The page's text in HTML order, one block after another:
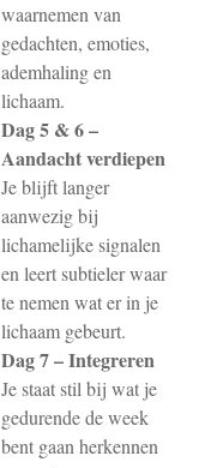
waarnemen van
gedachten, emoties,
ademhaling en
lichaam.
Dag 5 & 6 –
Aandacht verdiepen
Je blijft langer
aanwezig bij
lichamelijke signalen
en leert subtieler waar
te nemen wat er in je
lichaam gebeurt.
Dag 7 – Integreren
Je staat stil bij wat je
gedurende de week
bent gaan herkennen